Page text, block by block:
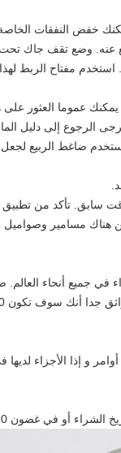
خفض النفقات
وضع تقف جاك تحت
استخدم مفتاح الربط لهذا
يمكنك عموما العثور
الرجوع إلى دليل
ضاغط الربيع
تأكد من تطبيق
هناك مسامير وصواميل
في جميع أنحاء العالم.